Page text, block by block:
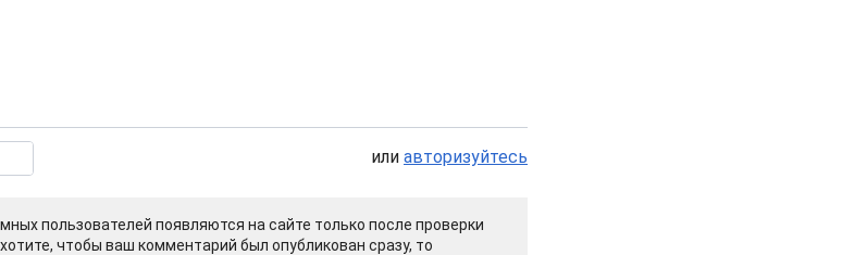
или авторизуйтесь
пользователей появляются на сайте только после проверки
чтобы ваш комментарий был опубликован сразу, то